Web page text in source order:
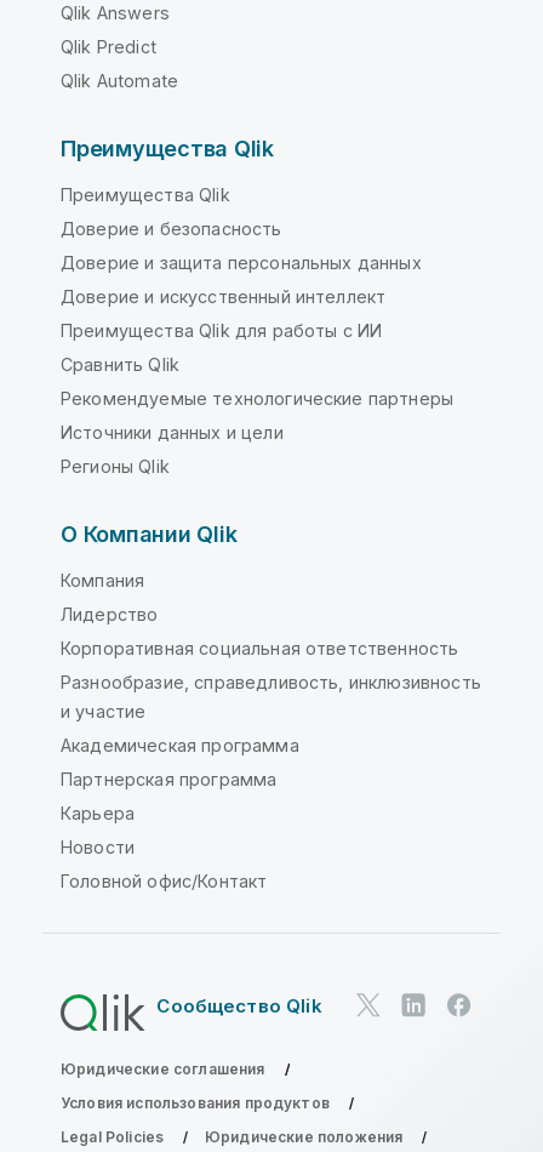
Qlik Answers
Qlik Predict
Qlik Automate
Преимущества Qlik
Преимущества Qlik
Доверие и безопасность
Доверие и защита персональных данных
Доверие и искусственный интеллект
Преимущества Qlik для работы с ИИ
Сравнить Qlik
Рекомендуемые технологические партнеры
Источники данных и цели
Регионы Qlik
О Компании Qlik
Компания
Лидерство
Корпоративная социальная ответственность
Разнообразие, справедливость, инклюзивность
и участие
Академическая программа
Партнерская программа
Карьера
Новости
Головной офис/Контакт
Сообщество Qlik
Юридические соглашения
Условия использования продуктов
Legal Policies
Юридические положения